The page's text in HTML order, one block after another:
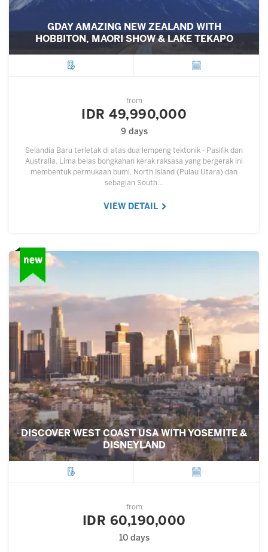
GDAY AMAZING NEW ZEALAND WITH
HOBBITON, MAORI SHOW & LAKE TEKAPO
from
IDR 49,990,000
9 days
Selandia Baru terletak di atas dua lempeng tektonik - Pasifik dan
Australia. Lima belas bongkahan kerak raksasa yang bergerak ini
membentuk permukaan bumi. North Island (Pulau Utara) dan
sebagian South…
VIEW DETAIL
DISCOVER WEST COAST USA WITH YOSEMITE &
DISNEYLAND
from
IDR 60,190,000
10 days